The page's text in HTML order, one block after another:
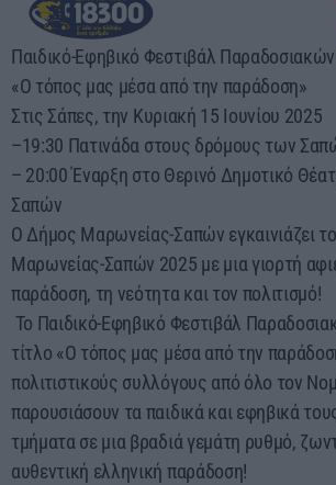
Παιδικό-Εφηβικό Φεστιβάλ
«Ο τόπος μας μέσα από την παράδοση»
Στις Σάπες, την Κυριακή 15 Ιουνίου 2025
–19:30 Πατινάδα στους δρόμους των
– 20:00 Έναρξη στο Θερινό Δημοτικό
Σαπών
Ο Δήμος Μαρωνείας-Σαπών εγκαινιάζει
Μαρωνείας-Σαπών 2025 με μια γιορτή
παράδοση, τη νεότητα και τον πολιτισμό!
Το Παιδικό-Εφηβικό Φεστιβάλ
τίτλο «Ο τόπος μας μέσα από την
πολιτιστικούς συλλόγους από όλο τον
παρουσιάσουν τα παιδικά και εφηβικά
τμήματα σε μια βραδιά γεμάτη ρυθμό,
αυθεντική ελληνική παράδοση!